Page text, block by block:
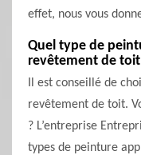
effet, nous vous
Quel type de
revêtement de toit
Il est conseillé de
revêtement de toit.
? L’entreprise
types de peinture